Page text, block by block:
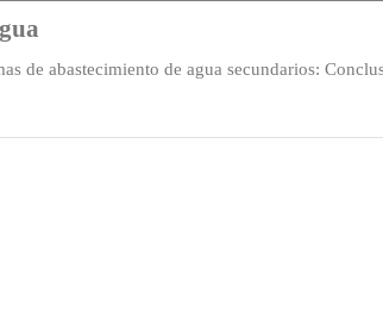
dual redundante
de corriente, protección contra
de abastecimiento de agua secundarios: